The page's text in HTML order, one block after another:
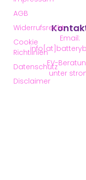
AGB
Widerrufsrecht
Cookie
Richtlinien
Datenschutz
Disclaimer
Email:
EV-
unter